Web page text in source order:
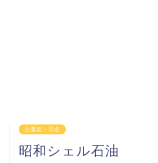
企業名・店名
昭和シェル石油